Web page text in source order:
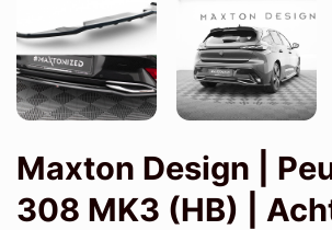
Maxton Design |
308 MK3 (HB) |